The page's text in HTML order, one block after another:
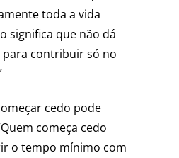
toda a vida
significa que não dá
para contribuir só no
cedo pode
começa cedo
o tempo mínimo com